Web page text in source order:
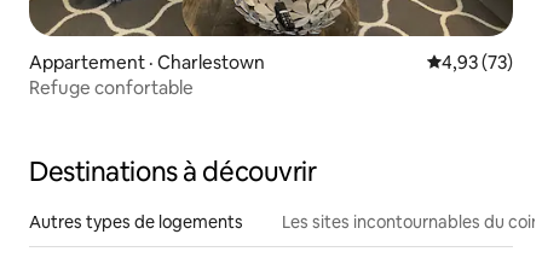
Appartement · Charlestown Note
4,93 (73)
Refuge confortable
Destinations à découvrir
Autres types de logements Les sites incontournables du coin